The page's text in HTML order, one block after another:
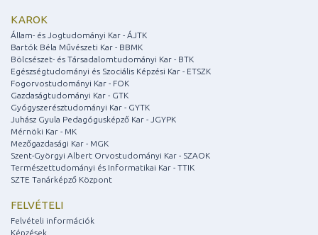
KAROK
Állam- és Jogtudományi Kar - ÁJTK
Bartók Béla Művészeti Kar - BBMK
Bölcsészet- és Társadalomtudományi Kar - BTK
Egészségtudományi és Szociális Képzési Kar - ETSZK
Fogorvostudományi Kar - FOK
Gazdaságtudományi Kar - GTK
Gyógyszerésztudományi Kar - GYTK
Juhász Gyula Pedagógusképző Kar - JGYPK
Mérnöki Kar - MK
Mezőgazdasági Kar - MGK
Szent-Györgyi Albert Orvostudományi Kar - SZAOK
Természettudományi és Informatikai Kar - TTIK
SZTE Tanárképző Központ
FELVÉTELI
Felvételi információk
Képzések